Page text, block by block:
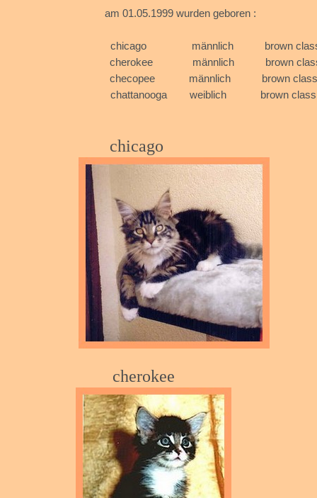
am 01.05.1999
chicago männlich
cherokee männlich
checopee männlich
chattanooga